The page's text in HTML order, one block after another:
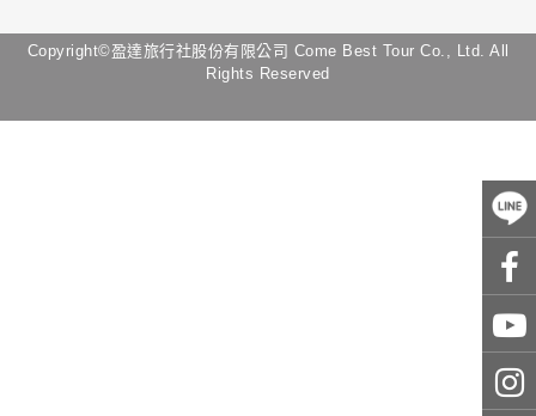
Copyright©盈達旅行社股份有限公司 Come Best Tour Co., Ltd. All
Rights Reserved